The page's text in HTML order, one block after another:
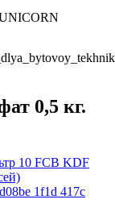
0,5 кг.
10 FCB KDF